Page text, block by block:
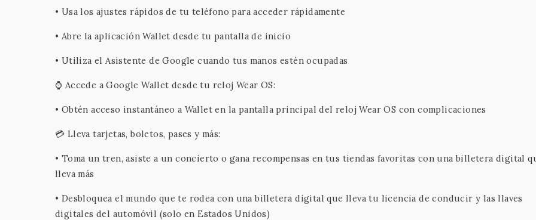
• Usa los ajustes rápidos de tu teléfono para acceder rápidamente
• Abre la aplicación Wallet desde tu pantalla de inicio
• Utiliza el Asistente de Google cuando tus manos estén ocupadas
⌚ Accede a Google Wallet desde tu reloj Wear OS:
• Obtén acceso instantáneo a Wallet en la pantalla principal del reloj Wear OS con complicaciones
💳 Lleva tarjetas, boletos, pases y más:
• Toma un tren, asiste a un concierto o gana recompensas en tus tiendas favoritas con una billetera digital
lleva más
• Desbloquea el mundo que te rodea con una billetera digital que lleva tu licencia de conducir y las llaves
digitales del automóvil (solo en Estados Unidos)